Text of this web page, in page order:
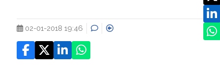
02-01-2018 19:46